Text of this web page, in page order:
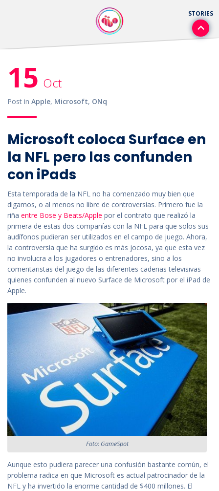
15 Oct
Post in Apple, Microsoft, ONq
Microsoft coloca Surface en
la NFL pero las confunden
con iPads
Esta temporada de la NFL no ha comenzado muy bien que
digamos, o al menos no libre de controversias. Primero fue la
riña entre Bose y Beats/Apple por el contrato que realizó la
primera de estas dos compañías con la NFL para que solos sus
audífonos pudieran ser utilizados en el campo de juego. Ahora,
la controversia que ha surgido es más jocosa, ya que esta vez
no involucra a los jugadores o entrenadores, sino a los
comentaristas del juego de las diferentes cadenas televisivas
quienes confunden al nuevo Surface de Microsoft por el iPad de
Apple.
Foto: GameSpot
Aunque esto pudiera parecer una confusión bastante común, el
problema radica en que Microsoft es actual patrocinador de la
NFL y ha invertido la enorme cantidad de $400 millones. El